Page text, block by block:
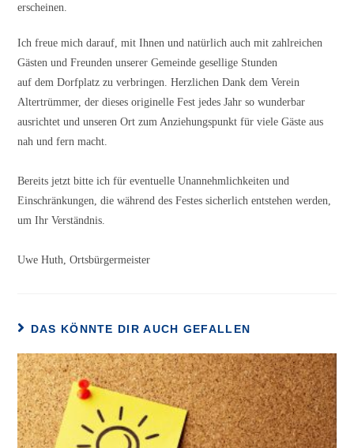
erscheinen.
Ich freue mich darauf, mit Ihnen und natürlich auch mit zahlreichen
Gästen und Freunden unserer Gemeinde gesellige Stunden
auf dem Dorfplatz zu verbringen. Herzlichen Dank dem Verein
Altertrümmer, der dieses originelle Fest jedes Jahr so wunderbar
ausrichtet und unseren Ort zum Anziehungspunkt für viele Gäste aus
nah und fern macht.
Bereits jetzt bitte ich für eventuelle Unannehmlichkeiten und
Einschränkungen, die während des Festes sicherlich entstehen werden,
um Ihr Verständnis.
Uwe Huth, Ortsbürgermeister
DAS KÖNNTE DIR AUCH GEFALLEN